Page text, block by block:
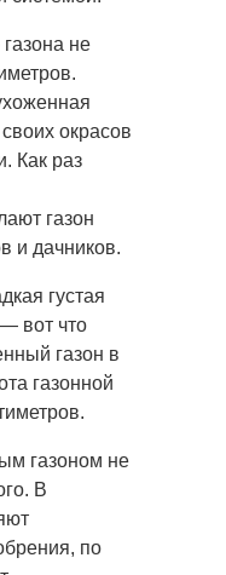
не
окрасов
Как раз
газон
и дачников.
густая
вот что
газон в
газонной
газоном не
В
по